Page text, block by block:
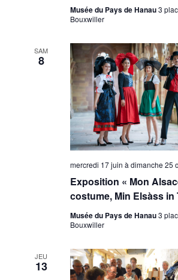
Musée du Pays de Hanau3
Bouxwiller
SAM
8
Exposition « Mon
costume, Min Elsàss in
mercredi 17 juin à dimanche 25
Musée du Pays de Hanau3
Bouxwiller
JEU
13